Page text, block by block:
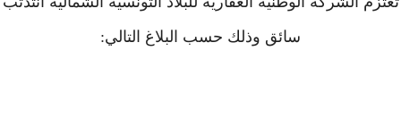
سائق وذلك حسب البلاغ التالي: